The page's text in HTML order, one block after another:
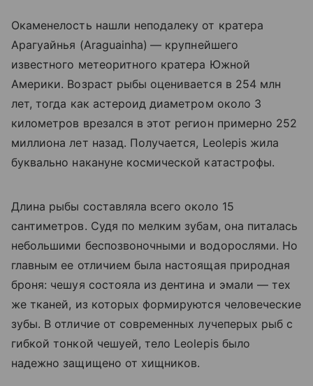
Окаменелость нашли неподалеку от кратера
Арагуайнья (Araguainha) — крупнейшего
известного метеоритного кратера Южной
Америки. Возраст рыбы оценивается в 254 млн
лет, тогда как астероид диаметром около 3
километров врезался в этот регион примерно 252
миллиона лет назад. Получается, Leolepis жила
буквально накануне космической катастрофы.
Длина рыбы составляла всего около 15
сантиметров. Судя по мелким зубам, она питалась
небольшими беспозвоночными и водорослями. Но
главным ее отличием была настоящая природная
броня: чешуя состояла из дентина и эмали — тех
же тканей, из которых формируются человеческие
зубы. В отличие от современных лучеперых рыб с
гибкой тонкой чешуей, тело Leolepis было
надежно защищено от хищников.